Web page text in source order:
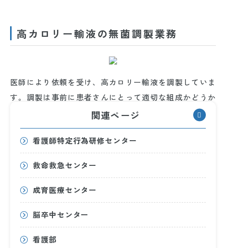
高カロリー輸液の無菌調製業務
医師により依頼を受け、高カロリー輸液を調製していま
す。調製は事前に患者さんにとって適切な組成かどうか
のチェックを行った後、無菌調製室内のクリーンベンチ
内で無菌的に調製しています。
薬剤部のご紹介
調剤業務
関連ページ
看護師特定行為研修センター
救命救急センター
成育医療センター
脳卒中センター
看護部